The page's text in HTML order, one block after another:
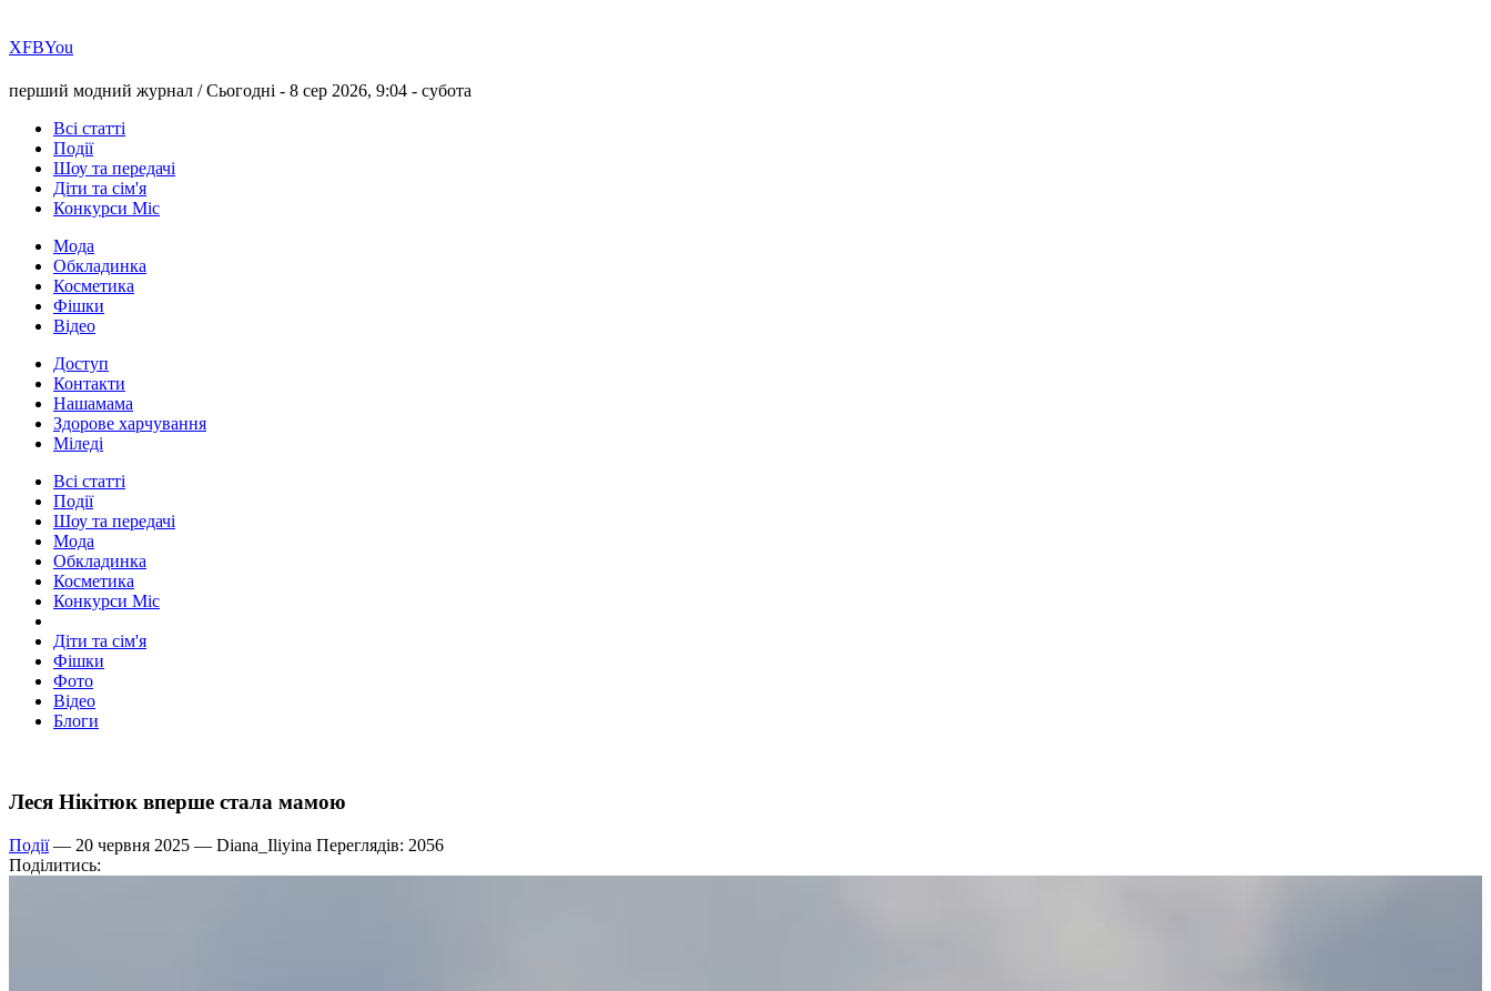
ХFBYou
перший модний журнал /Сьогодні - 8 сер 2026, 9:04 - субота
Всі статті
Події
Шоу та передачі
Діти та сім'я
Конкурси Міс
Мода
Обкладинка
Косметика
Фішки
Відео
Доступ
Контакти
Нашамама
Здорове харчування
Міледі
Всі статті
Події
Шоу та передачі
Мода
Обкладинка
Косметика
Конкурси Міс
Діти та сім'я
Фішки
Фото
Відео
Блоги
Леся Нікітюк вперше стала мамою
Події— 20 червня 2025 — Diana_Iliyina Переглядів: 2056
Поділитись: